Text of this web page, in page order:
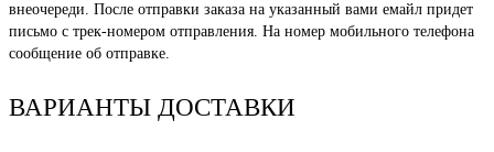
внеочереди. После отправки заказа на указанный вами емайл придет
письмо с трек-номером отправления. На номер мобильного телефона
сообщение об отправке.
ВАРИАНТЫ ДОСТАВКИ